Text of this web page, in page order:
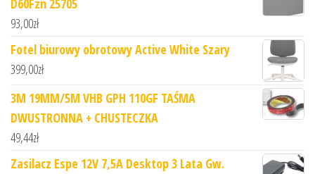
D60Fzn 25705
93,00zł
Fotel biurowy obrotowy Active White Szary
399,00zł
3M 19MM/5M VHB GPH 110GF TAŚMA
DWUSTRONNA + CHUSTECZKA
49,44zł
Zasilacz Espe 12V 7,5A Desktop 3 Lata Gw.